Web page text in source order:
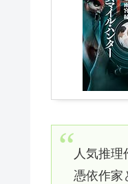
人気推理
憑依作家